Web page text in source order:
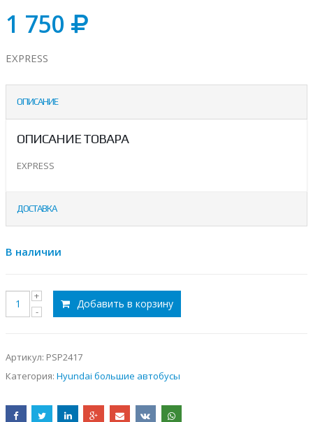
1 750
EXPRESS
ОПИСАНИЕ
ОПИСАНИЕ ТОВАРА
EXPRESS
ДОСТАВКА
В наличии
Добавить в корзину
Артикул: PSP2417
Категория: Hyundai большие автобусы